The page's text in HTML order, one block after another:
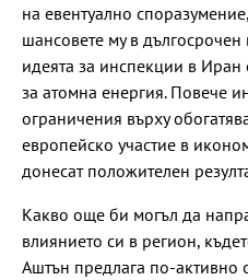
на евентуално
шансовете му в
идеята за инспекции в
за атомна енергия. Повече
ограничения върху
европейско участие в
донесат положителен
Какво още би могъл да
влиянието си в регион,
Аштън предлага по-активно